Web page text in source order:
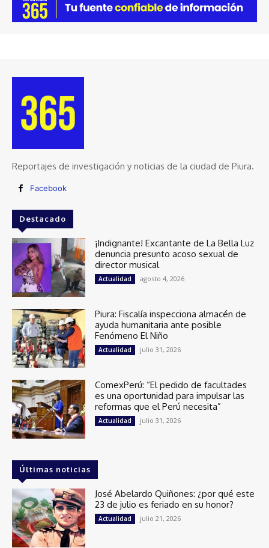
Reportajes de investigación y noticias de la ciudad de Piura.
Facebook
Destacado
¡Indignante! Excantante de La Bella Luz
denuncia presunto acoso sexual de
director musical
Actualidad agosto 4, 2026
Piura: Fiscalía inspecciona almacén de
ayuda humanitaria ante posible
Fenómeno El Niño
Actualidad julio 31, 2026
ComexPerú: “El pedido de facultades
es una oportunidad para impulsar las
reformas que el Perú necesita”
Actualidad julio 31, 2026
Últimas noticias
José Abelardo Quiñones: ¿por qué este
23 de julio es feriado en su honor?
Actualidad julio 21, 2026